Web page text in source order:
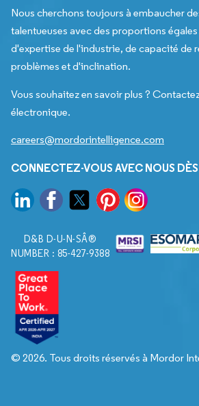
Nous cherchons toujours à embaucher
talentueuses avec des proportions
d'expertise de l'industrie, de capacité de
problèmes et d'inclination.
Vous souhaitez en savoir plus ?
électronique.
careers@mordorintelligence.com
CONNECTEZ-VOUS AVEC NOUS
D&B D-U-N-SÂ®
NUMBER : 85-427-9388
© 2026. Tous droits réservés à Mordor